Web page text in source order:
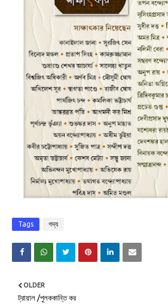
Tags গদ্য
OLDER
ট্রায়াল /পুলককান্তি কর